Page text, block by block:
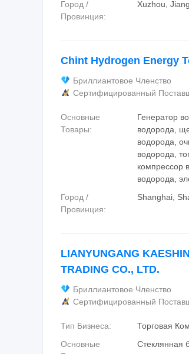
Город /
Провинция:
Xuzhou,
Chint Hydrogen Energy
Бриллиантовое Членство
Сертифицированный
Основные
Товары:
Генератор
водорода,
водорода,
водорода,
компрессор
водорода,
Город /
Провинция:
Shanghai,
LIANYUNGANG
TRADING CO., LTD.
Бриллиантовое Членство
Сертифицированный
Тип Бизнеса:
Торговая
Основные
Стеклянная